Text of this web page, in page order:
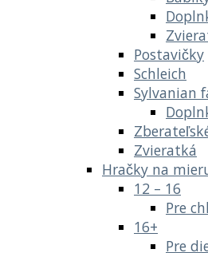
Postavičky
Schleich
Sylvanian
Zvieratká
Hračky na
12 – 16
Pre
16+
Pre